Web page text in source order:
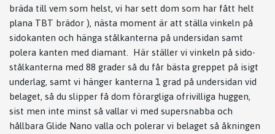
bräda till vem som helst, vi har sett dom som har fått helt
plana TBT brädor ), nästa moment är att ställa vinkeln på
sidokanten och hänga stålkanterna på undersidan samt
polera kanten med diamant.
Här ställer vi vinkeln på sido-
stålkanterna med 88 grader så du får bästa greppet på isigt
underlag, samt vi hänger kanterna 1 grad på undersidan vid
belaget, så du slipper få dom förargliga ofrivilliga huggen,
sist men inte minst så vallar vi med supersnabba och
hållbara Glide Nano valla och polerar vi belaget så åkningen